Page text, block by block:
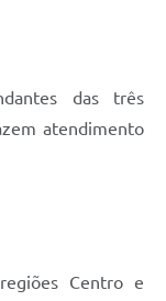
das três
atendimento
Centro e